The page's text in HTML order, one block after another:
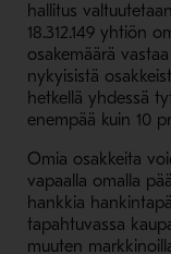
hallitus
18.312.149 yhtiön
osakemäärä
nykyisistä
hetkellä yhdessä
enempää kuin 10
Omia osakkeita
vapaalla omalla
hankkia
tapahtuvassa
muuten